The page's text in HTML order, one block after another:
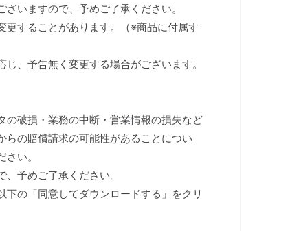
いますので、予めご了承ください。
更することがあります。（※商品に付属す
、予告無く変更する場合がございます。
破損・業務の中断・営業情報の損失など
らの賠償請求の可能性があることについ
い。
予めご了承ください。
の「同意してダウンロードする」をクリ